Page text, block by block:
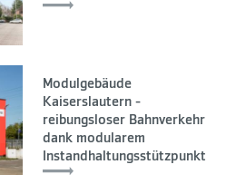
Modulgebäude
Kaiserslautern -
reibungsloser Bahnverkehr
dank modularem
Instandhaltungsstützpunkt